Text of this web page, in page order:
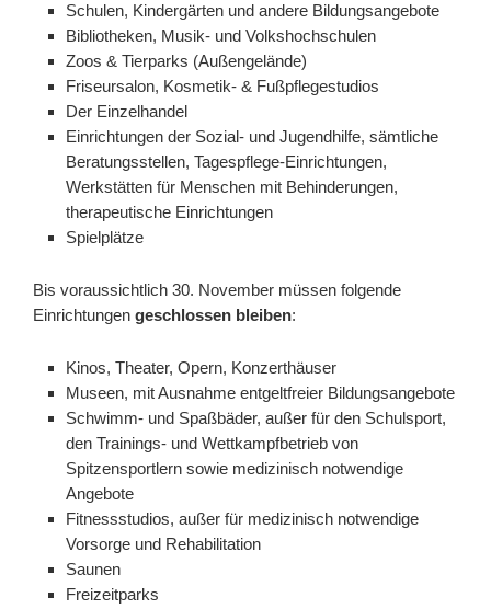
Schulen, Kindergärten und andere Bildungsangebote
Bibliotheken, Musik- und Volkshochschulen
Zoos & Tierparks (Außengelände)
Friseursalon, Kosmetik- & Fußpflegestudios
Der Einzelhandel
Einrichtungen der Sozial- und Jugendhilfe, sämtliche
Beratungsstellen, Tagespflege-Einrichtungen,
Werkstätten für Menschen mit Behinderungen,
therapeutische Einrichtungen
Spielplätze
Bis voraussichtlich 30. November müssen folgende
Einrichtungen geschlossen bleiben:
Kinos, Theater, Opern, Konzerthäuser
Museen, mit Ausnahme entgeltfreier Bildungsangebote
Schwimm- und Spaßbäder, außer für den Schulsport,
den Trainings- und Wettkampfbetrieb von
Spitzensportlern sowie medizinisch notwendige
Angebote
Fitnessstudios, außer für medizinisch notwendige
Vorsorge und Rehabilitation
Saunen
Freizeitparks